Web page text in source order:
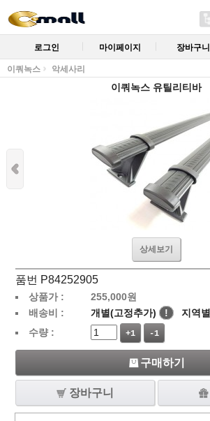
로그인 마이페이지 장바구니
이쿼녹스 악세사리
이쿼녹스 유틸리티바
상세보기
품번 P84252905
상품가 : 255,000원
배송비 :
개별(고정추가) ! 지역별
수량 :
+1 -1
구매하기
장바구니